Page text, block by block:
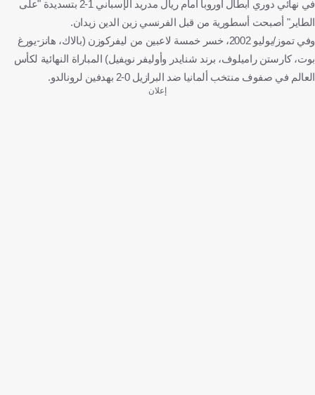
في نهائي دوري أبطال أوروبا أمام ريال مدريد الإسباني 1-2 بتسديدة "على
الطاير" أصبحت أسطورية من قبل الفرنسي زين الدين زيدان.
وفي تموز/يوليو 2002، خسر خمسة لاعبين من ليفركوزن (بالاك، هانز-يورغ
بوت، كارستن راميلوف، برند شنايدر وأوليفر نويفيل) المباراة النهائية لكأس
العالم في صفوف منتخب ألمانيا ضد البرازيل 0-2 بهدفين لرونالدو.
إعلان